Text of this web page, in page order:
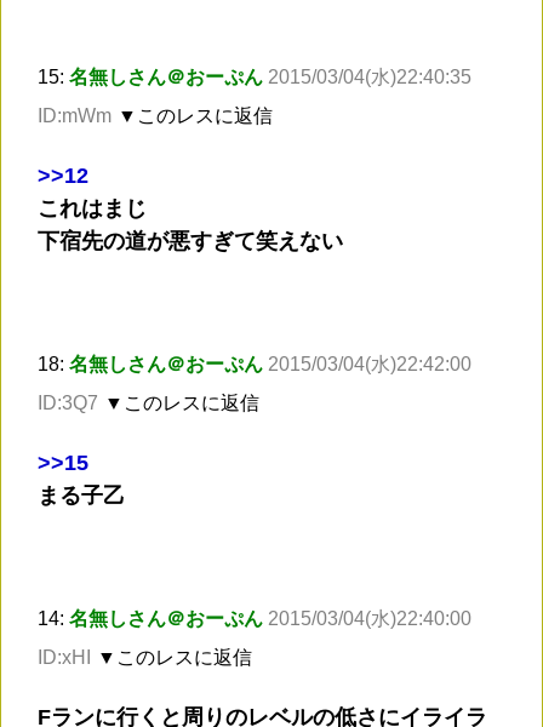
15: 名無しさん＠おーぷん 2015/03/04(水)22:40:35
ID:mWm ▼このレスに返信
>>12
これはまじ
下宿先の道が悪すぎて笑えない
18: 名無しさん＠おーぷん 2015/03/04(水)22:42:00
ID:3Q7 ▼このレスに返信
>>15
まる子乙
14: 名無しさん＠おーぷん 2015/03/04(水)22:40:00
ID:xHI
▼このレスに返信
Fランに行くと周りのレベルの低さにイライラ